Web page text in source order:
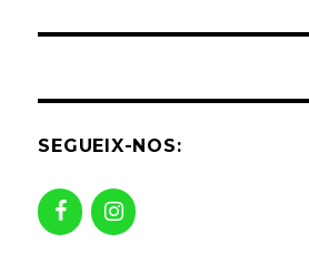
SEGUEIX-NOS: